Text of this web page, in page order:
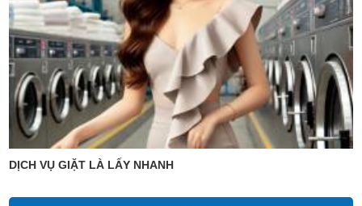
DỊCH VỤ GIẶT LÀ LẤY NHANH